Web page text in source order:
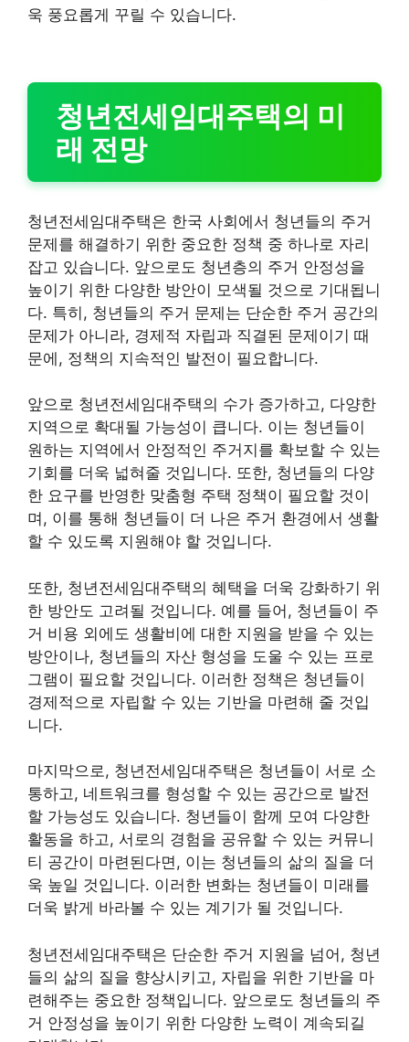
욱 풍요롭게 꾸릴 수 있습니다.
청년전세임대주택의 미
래 전망
청년전세임대주택은 한국 사회에서 청년들의 주거
문제를 해결하기 위한 중요한 정책 중 하나로 자리
잡고 있습니다. 앞으로도 청년층의 주거 안정성을
높이기 위한 다양한 방안이 모색될 것으로 기대됩니
다. 특히, 청년들의 주거 문제는 단순한 주거 공간의
문제가 아니라, 경제적 자립과 직결된 문제이기 때
문에, 정책의 지속적인 발전이 필요합니다.
앞으로 청년전세임대주택의 수가 증가하고, 다양한
지역으로 확대될 가능성이 큽니다. 이는 청년들이
원하는 지역에서 안정적인 주거지를 확보할 수 있는
기회를 더욱 넓혀줄 것입니다. 또한, 청년들의 다양
한 요구를 반영한 맞춤형 주택 정책이 필요할 것이
며, 이를 통해 청년들이 더 나은 주거 환경에서 생활
할 수 있도록 지원해야 할 것입니다.
또한, 청년전세임대주택의 혜택을 더욱 강화하기 위
한 방안도 고려될 것입니다. 예를 들어, 청년들이 주
거 비용 외에도 생활비에 대한 지원을 받을 수 있는
방안이나, 청년들의 자산 형성을 도울 수 있는 프로
그램이 필요할 것입니다. 이러한 정책은 청년들이
경제적으로 자립할 수 있는 기반을 마련해 줄 것입
니다.
마지막으로, 청년전세임대주택은 청년들이 서로 소
통하고, 네트워크를 형성할 수 있는 공간으로 발전
할 가능성도 있습니다. 청년들이 함께 모여 다양한
활동을 하고, 서로의 경험을 공유할 수 있는 커뮤니
티 공간이 마련된다면, 이는 청년들의 삶의 질을 더
욱 높일 것입니다. 이러한 변화는 청년들이 미래를
더욱 밝게 바라볼 수 있는 계기가 될 것입니다.
청년전세임대주택은 단순한 주거 지원을 넘어, 청년
들의 삶의 질을 향상시키고, 자립을 위한 기반을 마
련해주는 중요한 정책입니다. 앞으로도 청년들의 주
거 안정성을 높이기 위한 다양한 노력이 계속되길